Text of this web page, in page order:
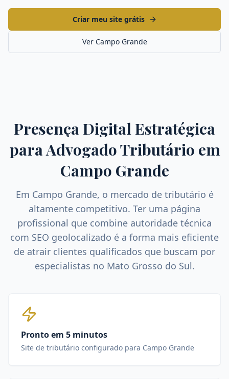
Criar meu site grátis
Ver Campo Grande
Presença Digital Estratégica
paraAdvogado Tributário em
Campo Grande
Em Campo Grande, o mercado de tributário é
altamente competitivo. Ter uma página
profissional que combine autoridade técnica
com SEO geolocalizado é a forma mais eficiente
de atrair clientes qualificados que buscam por
especialistas no Mato Grosso do Sul.
Pronto em 5 minutos
Site de tributário configurado para Campo Grande